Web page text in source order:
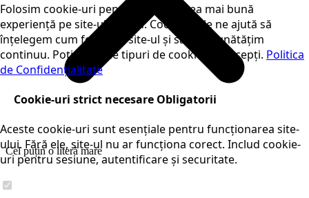
Folosim cookie-uri pentru a-ți oferi cea mai bună
experiență pe site-ul nostru. Cookie-urile ne ajută să
înțelegem cum folosești site-ul și să îl îmbunătățim
continuu. Poți alege ce tipuri de cookie-uri accepți. Politica
de Confidențialitate
Cookie-uri strict necesare Obligatorii
Aceste cookie-uri sunt esențiale pentru funcționarea site-
ului. Fără ele, site-ul nu ar funcționa corect. Includ cookie-
uri pentru sesiune, autentificare și securitate.
Cel puțin o literă mare